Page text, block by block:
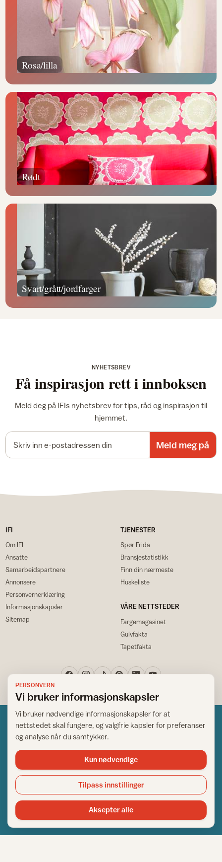
Rosa/lilla
Rødt
Svart/grått/jordfarger
NYHETSBREV
Få inspirasjon rett i innboksen
Meld deg på IFIs nyhetsbrev for tips, råd og inspirasjon til
hjemmet.
Meld meg på
IFI
Om IFI
Ansatte
Samarbeidspartnere
Annonsere
Personvernerklæring
Informasjonskapsler
Sitemap
TJENESTER
Spør Frida
Bransjestatistikk
Finn din nærmeste
Huskeliste
VÅRE NETTSTEDER
Fargemagasinet
Gulvfakta
Tapetfakta
Norsk råd for hjem og bygg
Copyright © 1995-2026. All Rights Reserved.
Ansvarlig redaktør: Helge Bod Vangen
Utgiver: IFI - Norsk råd for hjem og bygg
PERSONVERN
Vi bruker informasjonskapsler
Vi bruker nødvendige informasjonskapsler for at
nettstedet skal fungere, og valgfrie kapsler for preferanser
og analyse når du samtykker.
Kun nødvendige
Tilpass innstillinger
Aksepter alle